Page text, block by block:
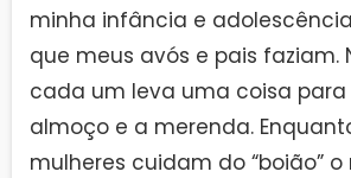
minha infância e
que meus avós e pais faziam.
cada um leva uma coisa para
almoço e a merenda.
mulheres cuidam do “boião”